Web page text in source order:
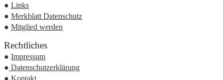
● Links
● Merkblatt Datenschutz
● Mitglied werden
Rechtliches
● Impressum
● Datenschutzerklärung
● Kontakt